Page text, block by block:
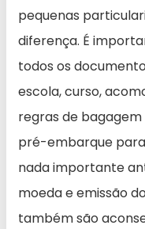
pequenas
diferença. É
todos os
escola, curso,
regras de bagagem
pré-embarque
nada importante
moeda e emissão
também são